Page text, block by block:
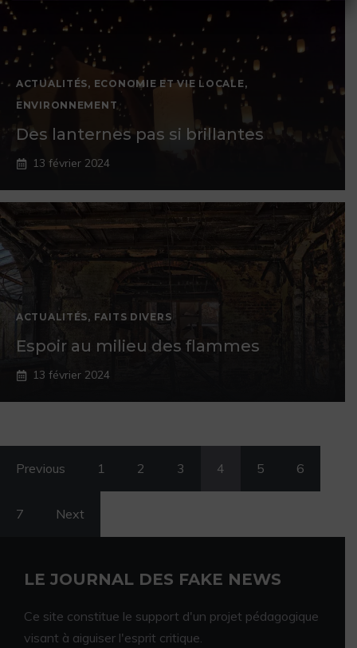
ACTUALITÉS, ECONOMIE ET VIE LOCALE,
ENVIRONNEMENT
Des lanternes pas si brillantes
13 février 2024
ACTUALITÉS, FAITS DIVERS
Espoir au milieu des flammes
13 février 2024
Previous 1 2 3 4 5 6
7 Next
LE JOURNAL DES FAKE NEWS
Ce site constitue le support d'un projet pédagogique
visant à aiguiser l'esprit critique.